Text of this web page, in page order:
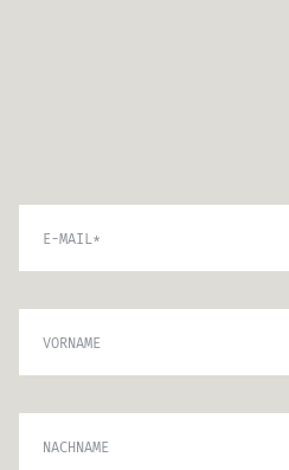
E-MAIL*
VORNAME
NACHNAME